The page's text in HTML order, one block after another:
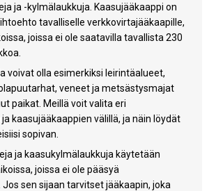
ja -kylmälaukkuja. Kaasujääkaappi on
tavalliselle verkkovirtajääkaapille,
joissa ei ole saatavilla tavallista 230
voivat olla esimerkiksi leirintäalueet,
veneet ja metsästysmajat
paikat. Meillä voit valita eri
kaasujääkaappien välillä, ja näin löydät
sopivan.
ja kaasukylmälaukkuja käytetään
joissa ei ole pääsyä
sen sijaan tarvitset jääkaapin, joka